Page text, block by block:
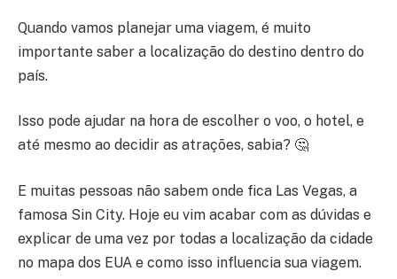
Quando vamos planejar uma viagem, é muito
importante saber a localização do destino dentro do
país.
Isso pode ajudar na hora de escolher o voo, o hotel, e
até mesmo ao decidir as atrações, sabia? 🤔
E muitas pessoas não sabem onde fica Las Vegas, a
famosa Sin City. Hoje eu vim acabar com as dúvidas e
explicar de uma vez por todas a localização da cidade
no mapa dos EUA e como isso influencia sua viagem.